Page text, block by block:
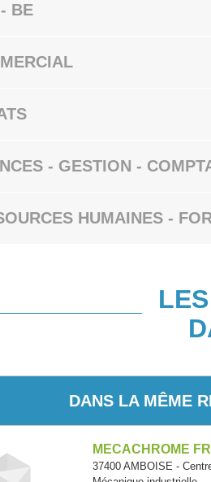
BE
- GESTION -
HUMAINES -
DANS LA MÊME
MECACHROME
37400 AMBOISE -